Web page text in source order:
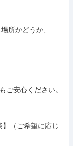
所かどうか、
ご安心ください。
（ご希望に応じ